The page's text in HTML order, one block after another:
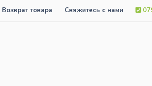
Возврат товара Свяжитесь с нами